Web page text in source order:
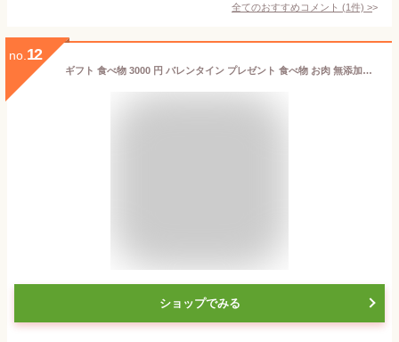
全てのおすすめコメント (1件) >
no. 12
ギフト 食べ物 3000 円 バレンタイン プレゼント 食べ物 お肉 無添加ハンバーグ 常陸牛 セット 100g×3個 個包装 内祝い お返し 誕生日プレゼント 出産祝い 結婚 60代 70代 80代 ハート型特典
ショップでみる